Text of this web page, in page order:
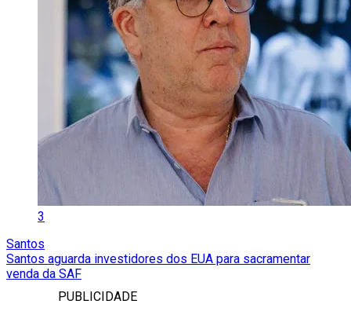
3
Santos
Santos aguarda investidores dos EUA para sacramentar
venda da SAF
PUBLICIDADE